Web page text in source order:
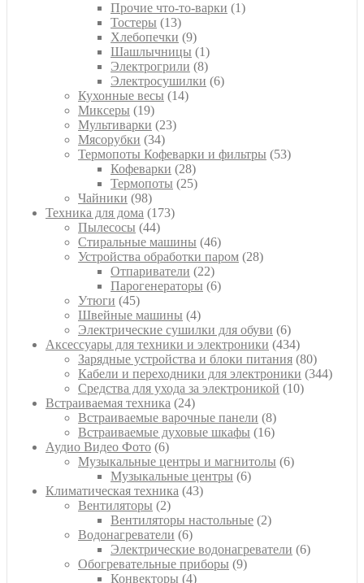
товара
Прочие что-то-варки 11
Тостеры 1313
товаров
Хлебопечки 99
товаров
Шашлычницы 11
товар
Электрогрили 88
товаров
Электросушилки 66
Кухонные весы 1414
Миксеры 1919
товаров
Мультиварки 2323
Мясорубки 3434
товара
Термопоты Кофеварки и фильтры 5353
Кофеварки 2828
товаров
Термопоты 2525
Чайники 9898
товаров
Техника для дома 173173
Пылесосы 4444
товара
Стиральные машины 4646
товаров
Устройства обработки паром 2828
Отпариватели 2222
товара
Парогенераторы 66
Утюги 4545
товаров
Швейные машины 44
товара
Электрические сушилки для обуви 66
товаров
Аксессуары для техники и электроники 434434
товара
Зарядные устройства и блоки питания 8080
товаров
Кабели и переходники для электроники 344344
Средства для ухода за электроникой 1010
Встраиваемая техника 2424
товара
Встраиваемые варочные панели 88
товаров
Встраиваемые духовые шкафы 1616
Аудио Видео Фото 66
товаров
Музыкальные центры и магнитолы 66
Музыкальные центры 66
Климатическая техника 4343
Вентиляторы 22
товара
Вентиляторы настольные 22
Водонагреватели 66
товаров
Электрические водонагреватели 66
Обогревательные приборы 99
Конвекторы 44